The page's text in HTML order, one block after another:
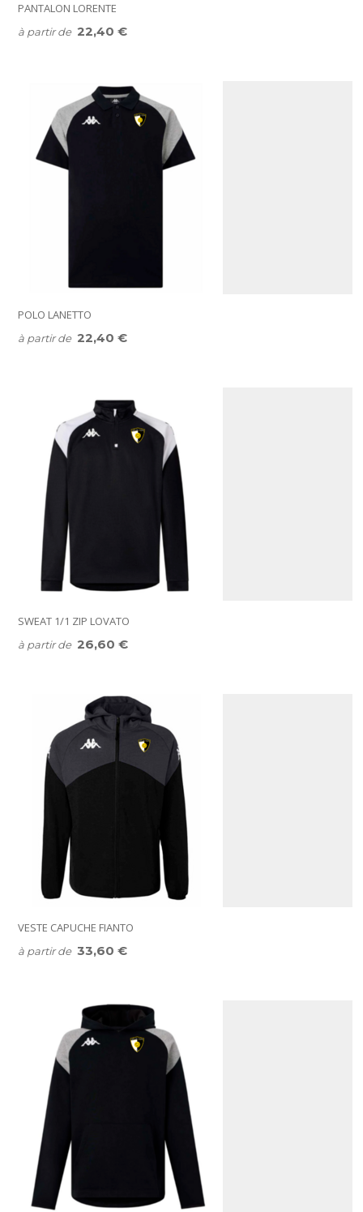
PANTALON LORENTE
à partir de 22,40 €
POLO LANETTO
à partir de 22,40 €
SWEAT 1/1 ZIP LOVATO
à partir de 26,60 €
VESTE CAPUCHE FIANTO
à partir de 33,60 €